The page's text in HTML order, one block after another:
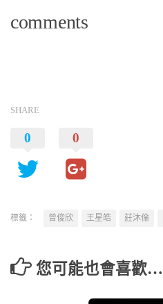
comments
SHARE
0 0
標籤： 曾俊欣 王星皓 莊沐倫
您可能也會喜歡…